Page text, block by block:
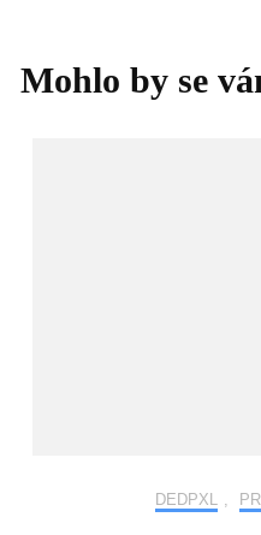
Mohlo by se
DEDPXL